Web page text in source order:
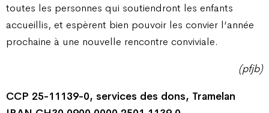
toutes les personnes qui soutiendront les enfants
accueillis, et espèrent bien pouvoir les convier l’année
prochaine à une nouvelle rencontre conviviale.
(pfjb)
CCP 25-11139-0, services des dons, Tramelan